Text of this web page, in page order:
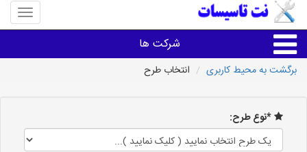
منوی
سایت
شرکت ها
خدمات تاسیسات ساختمان
برگشت به محیط کاربری انتخاب طرح
*نوع طرح: